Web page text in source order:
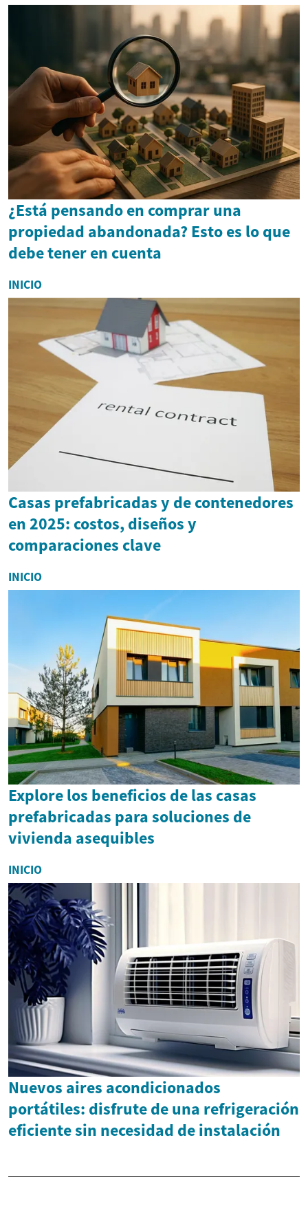
¿Está pensando en comprar una
propiedad abandonada? Esto es lo que
debe tener en cuenta
INICIO
Casas prefabricadas y de contenedores
en 2025: costos, diseños y
comparaciones clave
INICIO
Explore los beneficios de las casas
prefabricadas para soluciones de
vivienda asequibles
INICIO
Nuevos aires acondicionados
portátiles: disfrute de una refrigeración
eficiente sin necesidad de instalación